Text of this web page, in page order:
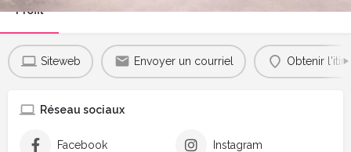
Profil
Siteweb Envoyer un courriel Obtenir
Réseau sociaux
Facebook Instagram